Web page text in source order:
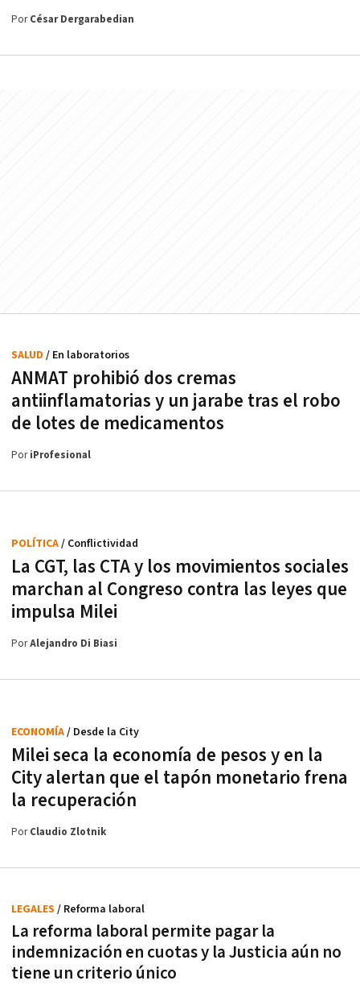
PorCésar Dergarabedian
ANMAT prohibió dos cremas
antiinflamatorias y un jarabe tras el robo
de lotes de medicamentos
SALUD / En laboratorios
PoriProfesional
La CGT, las CTA y los movimientos sociales
marchan al Congreso contra las leyes que
impulsa Milei
POLÍTICA/ Conflictividad
PorAlejandro Di Biasi
Milei seca la economía de pesos y en la
City alertan que el tapón monetario frena
la recuperación
ECONOMÍA/ Desde la City
PorClaudio Zlotnik
La reforma laboral permite pagar la
indemnización en cuotas y la Justicia aún no
tiene un criterio único
LEGALES / Reforma laboral